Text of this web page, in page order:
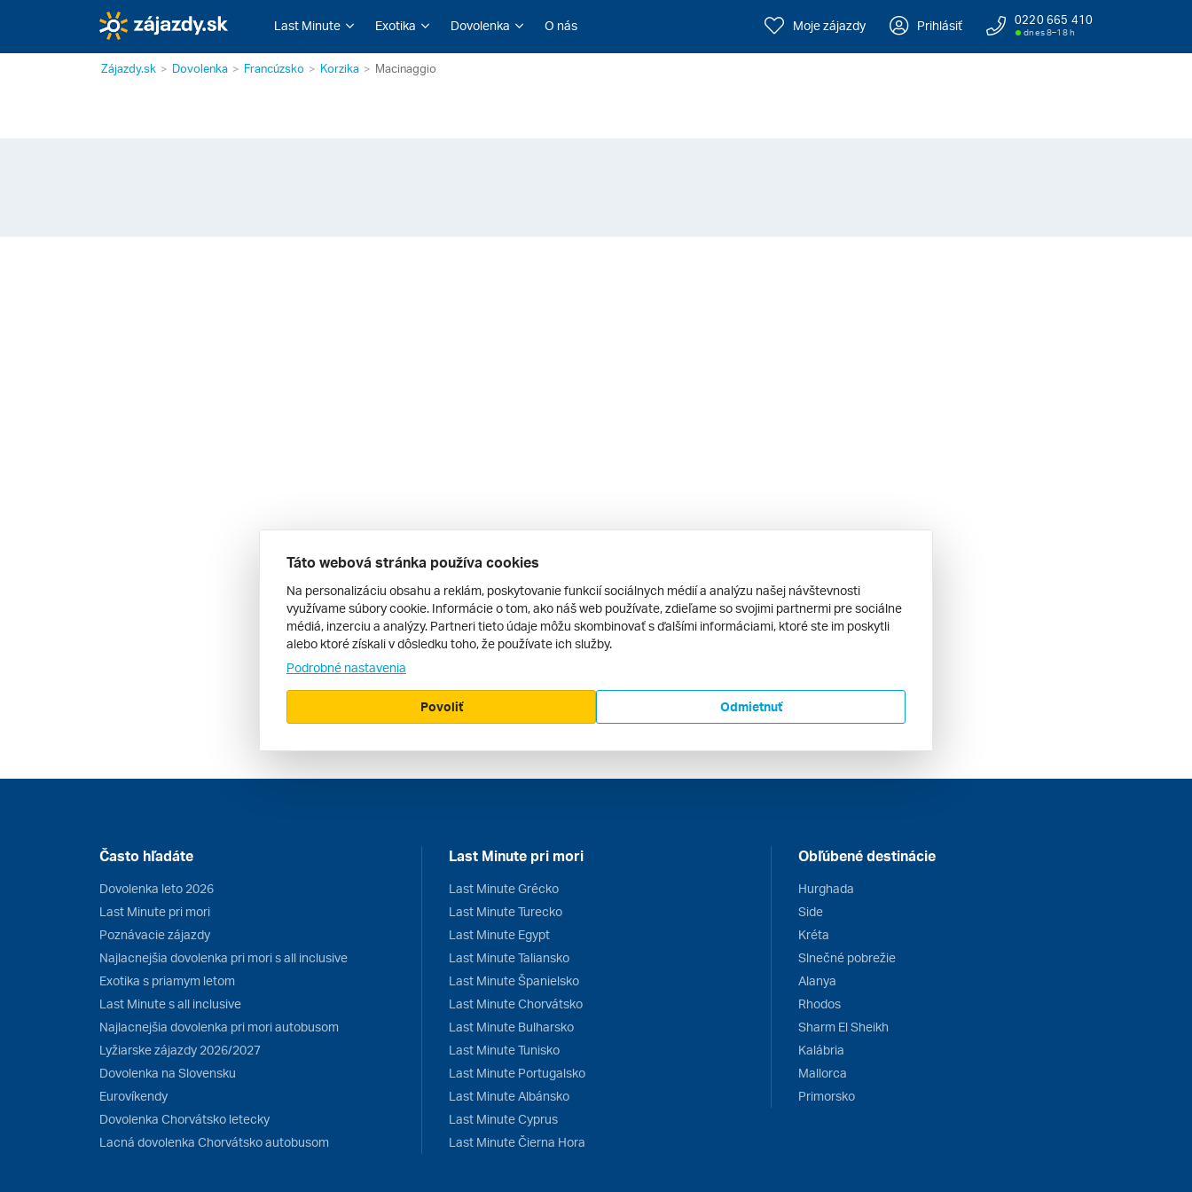
Last Minute Exotika Dovolenka O nás Moje zájazdy Prihlásiť 0220 665 410
dnes 8–18 h
Zájazdy.sk Dovolenka Francúzsko Korzika Macinaggio
Často hľadáte
Dovolenka leto 2026
Last Minute pri mori
Poznávacie zájazdy
Najlacnejšia dovolenka pri mori s all inclusive
Exotika s priamym letom
Last Minute s all inclusive
Najlacnejšia dovolenka pri mori autobusom
Lyžiarske zájazdy 2026/2027
Dovolenka na Slovensku
Eurovíkendy
Dovolenka Chorvátsko letecky
Lacná dovolenka Chorvátsko autobusom
Last Minute pri mori
Last Minute Grécko
Last Minute Turecko
Last Minute Egypt
Last Minute Taliansko
Last Minute Španielsko
Last Minute Chorvátsko
Last Minute Bulharsko
Last Minute Tunisko
Last Minute Portugalsko
Last Minute Albánsko
Last Minute Cyprus
Last Minute Čierna Hora
Obľúbené destinácie
Hurghada
Side
Kréta
Slnečné pobrežie
Alanya
Rhodos
Sharm El Sheikh
Kalábria
Mallorca
Primorsko
Táto webová stránka používa cookies
Na personalizáciu obsahu a reklám, poskytovanie funkcií sociálnych médií a analýzu našej návštevnosti
využívame súbory cookie. Informácie o tom, ako náš web používate, zdieľame so svojimi partnermi pre sociálne
médiá, inzerciu a analýzy. Partneri tieto údaje môžu skombinovať s ďalšími informáciami, ktoré ste im poskytli
alebo ktoré získali v dôsledku toho, že používate ich služby.
Podrobné nastavenia
Odmietnuť
Povoliť